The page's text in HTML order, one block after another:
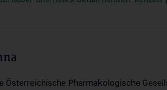
Österreichische Pharmakologische